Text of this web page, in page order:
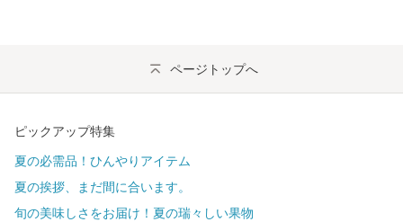
ページトップへ
ピックアップ特集
夏の必需品！ひんやりアイテム
夏の挨拶、まだ間に合います。
旬の美味しさをお届け！夏の瑞々しい果物